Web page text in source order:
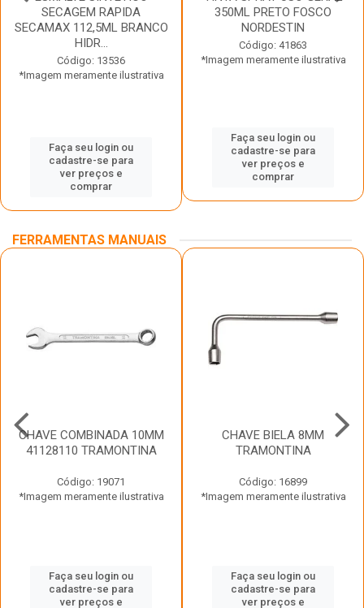
SECAGEM RAPIDA
SECAMAX 112,5ML BRANCO
HIDR...
Código: 13536
*Imagem meramente ilustrativa
Faça seu login ou
cadastre-se para
ver preços e
comprar
350ML PRETO FOSCO
NORDESTIN
Código: 41863
*Imagem meramente ilustrativa
Faça seu login ou
cadastre-se para
ver preços e
comprar
FERRAMENTAS MANUAIS
CHAVE COMBINADA 10MM
41128110 TRAMONTINA
Código: 19071
*Imagem meramente ilustrativa
Faça seu login ou
cadastre-se para
ver preços e
CHAVE BIELA 8MM
TRAMONTINA
Código: 16899
*Imagem meramente ilustrativa
Faça seu login ou
cadastre-se para
ver preços e